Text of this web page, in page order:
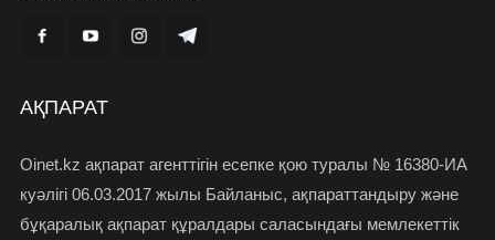
АҚПАРАТ
Oinet.kz ақпарат агенттігін есепке қою туралы № 16380-ИА
куәлігі 06.03.2017 жылы Байланыс, ақпараттандыру және
бұқаралық ақпарат құралдары саласындағы мемлекеттік